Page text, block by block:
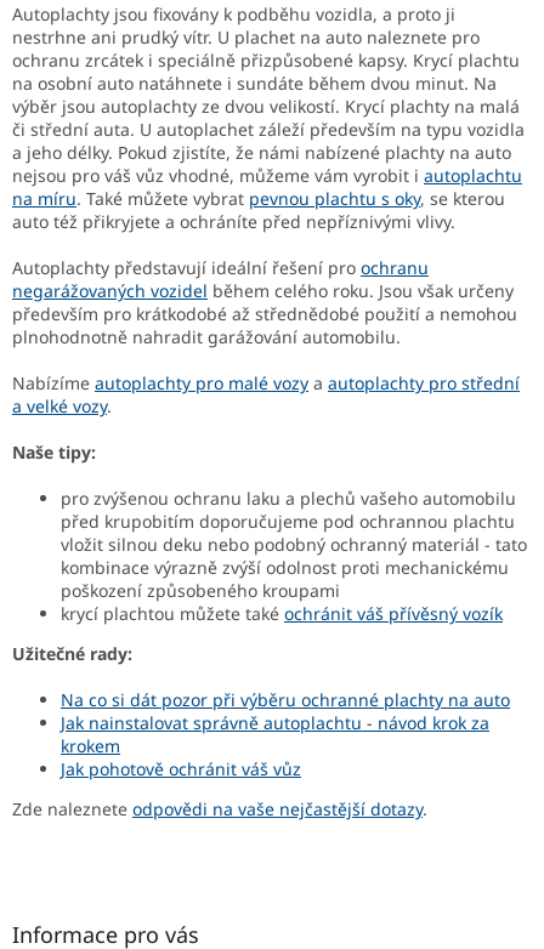
Autoplachty jsou fixovány k podběhu vozidla, a proto ji
nestrhne ani prudký vítr. U plachet na auto naleznete pro
ochranu zrcátek i speciálně přizpůsobené kapsy. Krycí plachtu
na osobní auto natáhnete i sundáte během dvou minut. Na
výběr jsou autoplachty ze dvou velikostí. Krycí plachty na malá
či střední auta. U autoplachet záleží především na typu vozidla
a jeho délky. Pokud zjistíte, že námi nabízené plachty na auto
nejsou pro váš vůz vhodné, můžeme vám vyrobit i autoplachtu
na míru. Také můžete vybrat pevnou plachtu s oky, se kterou
auto též přikryjete a ochráníte před nepříznivými vlivy.
Autoplachty představují ideální řešení pro ochranu
negarážovaných vozidel během celého roku. Jsou však určeny
především pro krátkodobé až střednědobé použití a nemohou
plnohodnotně nahradit garážování automobilu.
Nabízíme autoplachty pro malé vozy a autoplachty pro střední
a velké vozy.
Naše tipy:
pro zvýšenou ochranu laku a plechů vašeho automobilu
před krupobitím doporučujeme pod ochrannou plachtu
vložit silnou deku nebo podobný ochranný materiál - tato
kombinace výrazně zvýší odolnost proti mechanickému
poškození způsobeného kroupami
krycí plachtou můžete také ochránit váš přívěsný vozík
Užitečné rady:
Na co si dát pozor při výběru ochranné plachty na auto
Jak nainstalovat správně autoplachtu - návod krok za
krokem
Jak pohotově ochránit váš vůz
Zde naleznete odpovědi na vaše nejčastější dotazy.
Informace pro vás